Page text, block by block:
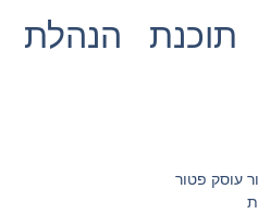
הנהלת
עוסק פטור